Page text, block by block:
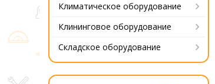
Климатическое оборудование
Клининговое оборудование
Складское оборудование